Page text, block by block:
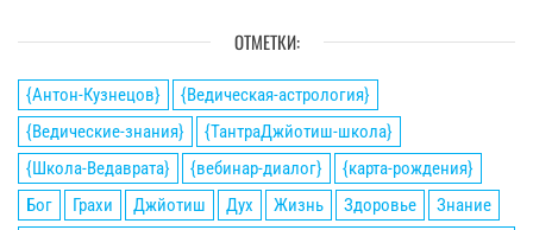
ОТМЕТКИ:
{Антон-Кузнецов}
{Ведическая-астрология}
{Ведические-знания}
{ТантраДжйотиш-школа}
{Школа-Ведаврата}
{вебинар-диалог}
{карта-рождения}
Бог
Грахи Джйотиш Дух Жизнь Здоровье
Знание